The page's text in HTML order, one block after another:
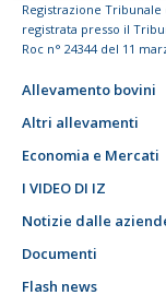
Registrazione
registrata presso il
Roc n° 24344 del 11
Allevamento bovini
Altri allevamenti
Economia e Mercati
I VIDEO DI IZ
Notizie dalle
Documenti
Flash news